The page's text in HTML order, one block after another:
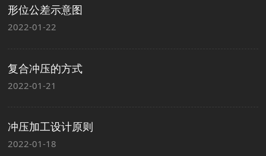
形位公差示意图
2022-01-22
复合冲压的方式
2022-01-21
冲压加工设计原则
2022-01-18